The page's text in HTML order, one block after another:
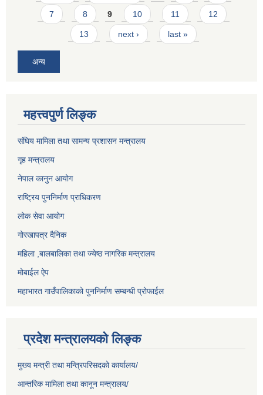
7 8 9 10 11 12
13 next › last »
अन्य
महत्त्वपुर्ण लिङ्क
संघिय मामिला तथा सामन्य प्रशासन मन्त्रालय
गृह मन्त्रालय
नेपाल कानुन आयोग
राष्ट्रिय पुननिर्माण प्राधिकरण
लोक सेवा आयोग
गोरखापत्र दैनिक
महिला ,बालबालिका तथा ज्येष्ठ नागरिक मन्त्रालय
मोबाईल ऐप
महाभारत गाउँपालिकाको पुननिर्माण सम्बन्धी प्रोफाईल
प्रदेश मन्त्रालयको लिङ्क
मुख्य मन्त्री तथा मन्त्रिपरिसदको कार्यालय/
आन्तरिक मामिला तथा कानून मन्त्रालय/